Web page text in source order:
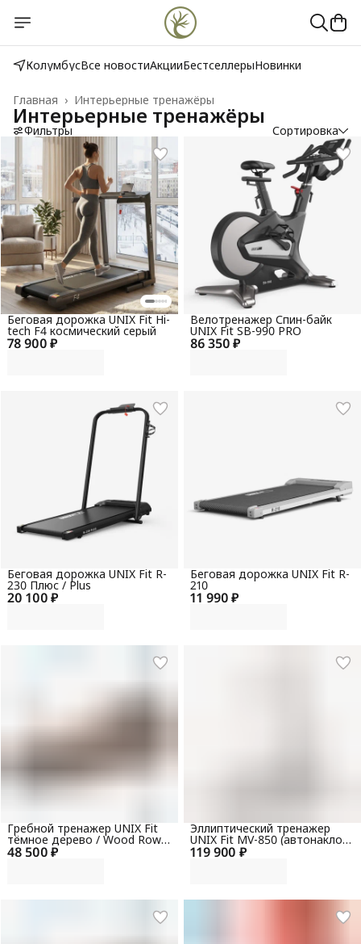
КолумбусВсе новостиАкцииБестселлерыНовинки
Интерьерные тренажёры
Главная ›
Интерьерные тренажёры
Фильтры Сортировка
78 900 ₽
Беговая дорожка UNIX Fit Hi-
tech F4 космический серый
86 350 ₽
Велотренажер Спин-байк
UNIX Fit SB-990 PRO
20 100 ₽
Беговая дорожка UNIX Fit R-
230 Плюс / Plus
11 990 ₽
Беговая дорожка UNIX Fit R-
210
48 500 ₽
Гребной тренажер UNIX Fit
тёмное дерево / Wood Rower
Dark 119 900 ₽
Эллиптический тренажер
UNIX Fit MV-850 (автонаклон
/ Auto Incline) зеркальный